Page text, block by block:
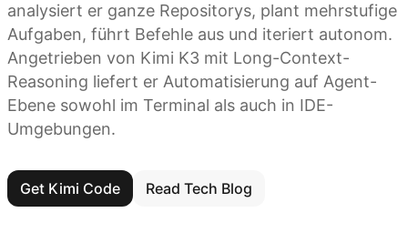
analysiert er ganze Repositorys, plant mehrstufige
Aufgaben, führt Befehle aus und iteriert autonom.
Angetrieben von Kimi K3 mit Long-Context-
Reasoning liefert er Automatisierung auf Agent-
Ebene sowohl im Terminal als auch in IDE-
Umgebungen.
Get Kimi Code Read Tech Blog